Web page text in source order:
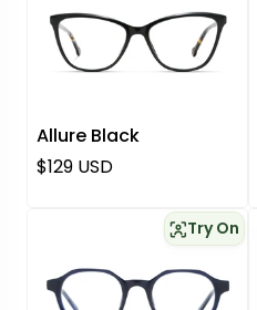
Allure Black
Regulärer Preis
$129 USD
Try On